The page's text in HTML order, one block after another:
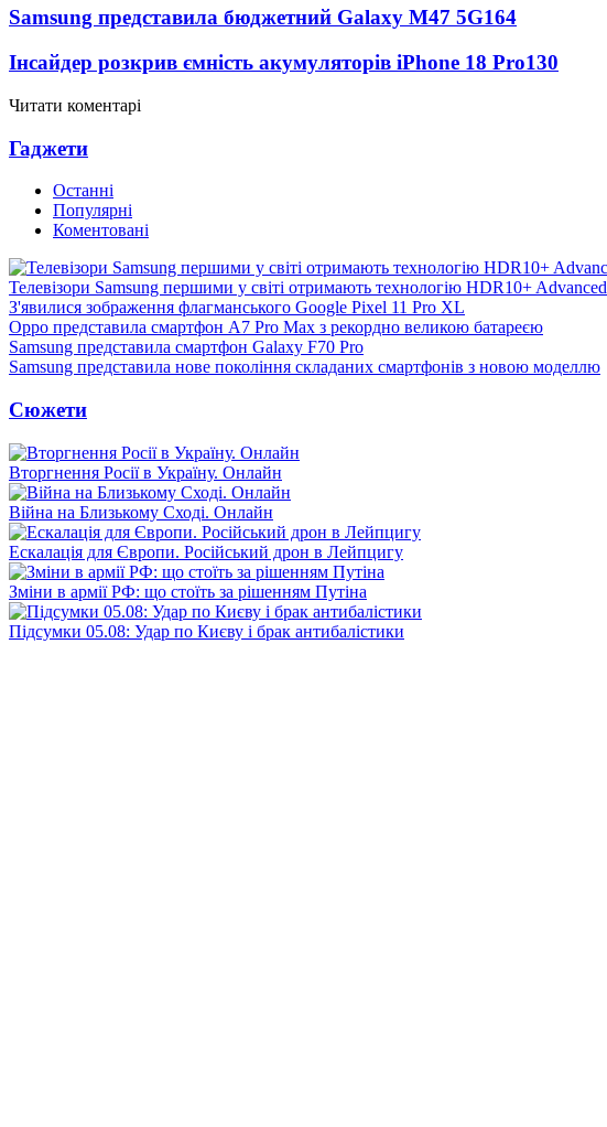
Samsung представила бюджетний Galaxy M47 5G164
Інсайдер розкрив ємність акумуляторів iPhone 18 Pro130
Читати коментарі
Гаджети
Останні
Популярні
Коментовані
Телевізори Samsung першими у світі отримають технологію HDR10+ Advanced
З'явилися зображення флагманського Google Pixel 11 Pro XL
Oppo представила смартфон A7 Pro Max з рекордно великою батареєю
Samsung представила смартфон Galaxy F70 Pro
Samsung представила нове покоління складаних смартфонів з новою моделлю
Сюжети
Вторгнення Росії в Україну. Онлайн
Війна на Близькому Сході. Онлайн
Ескалація для Європи. Російський дрон в Лейпцигу
Зміни в армії РФ: що стоїть за рішенням Путіна
Підсумки 05.08: Удар по Києву і брак антибалістики